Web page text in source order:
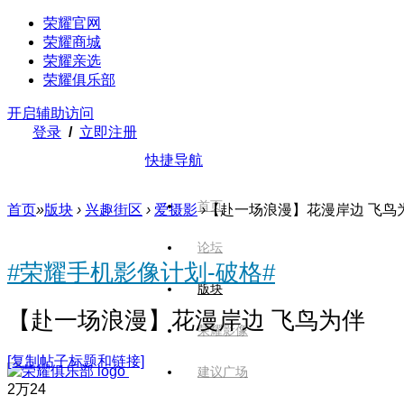
荣耀官网
荣耀商城
荣耀亲选
荣耀俱乐部
开启辅助访问
登录 / 立即注册
快捷导航
首页
论坛
版块
荣耀影像
建议广场
首页»版块 › 兴趣街区 › 爱摄影 ›【赴一场浪漫】花漫岸边 飞鸟
#荣耀手机影像计划-破格#
【赴一场浪漫】花漫岸边 飞鸟为伴
[复制帖子标题和链接]
2万24